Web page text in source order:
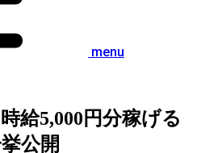
menu
給5,000円分稼げる
公開